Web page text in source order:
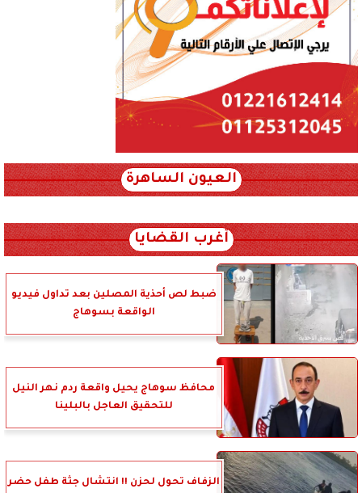
العيون الساهرة
أغرب القضايا
ضبط لص أحذية المصلين بعد تداول فيديو
الواقعة بسوهاج
محافظ سوهاج يحيل واقعة ردم نهر النيل
للتحقيق العاجل بالبلينا
الزفاف تحول لحزن !! انتشال جثة طفل حضر